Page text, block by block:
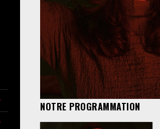
NOTRE PROGRAMMATION